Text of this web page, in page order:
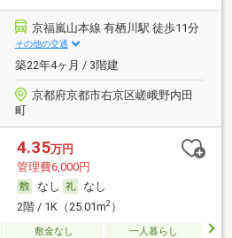
京福嵐山本線 有栖川駅 徒歩11分
その他の交通
築22年4ヶ月 / 3階建
京都府京都市右京区嵯峨野内田
町
4.35万円
管理費6,000円
なし
なし
2階 / 1K（25.01m2）
敷金なし
一人暮らし